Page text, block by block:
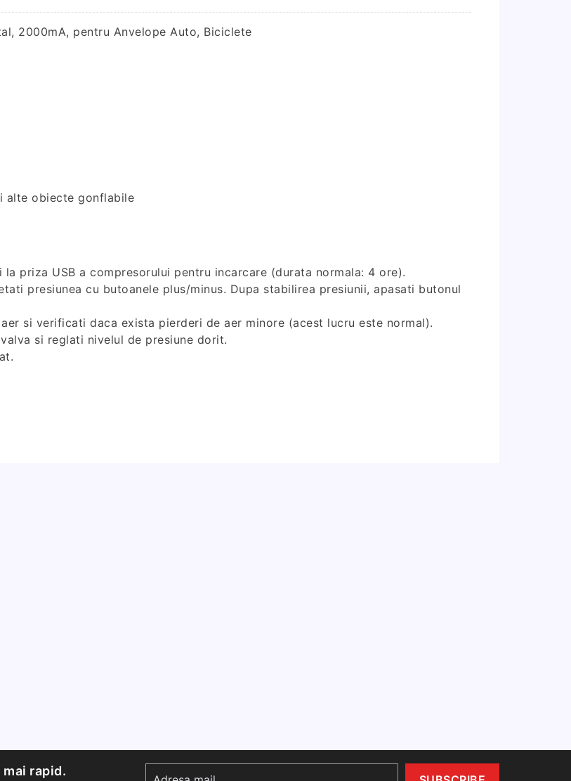
Anvelope
Auto,
2000mA, pentru Anvelope Auto, Biciclete
alte obiecte gonflabile
priza USB a compresorului pentru incarcare (durata normala: 4 ore).
presiunea cu butoanele plus/minus. Dupa stabilirea presiunii, apasati butonul
si verificati daca exista pierderi de aer minore (acest lucru este normal).
si reglati nivelul de presiune dorit.
rapid.